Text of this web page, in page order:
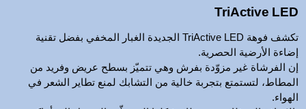
TriActive LED
تكشف فوهة TriActive LED الجديدة الغبار المخفي بفضل تقنية
إضاءة الأرضية الحصرية.
إن الفرشاة غير مزوّدة بفرش وهي تتميّز بسطح عريض وفريد من
المطاط، لتستمتع بتجربة خالية من التشابك لمنع تطاير الشعر في
الهواء.